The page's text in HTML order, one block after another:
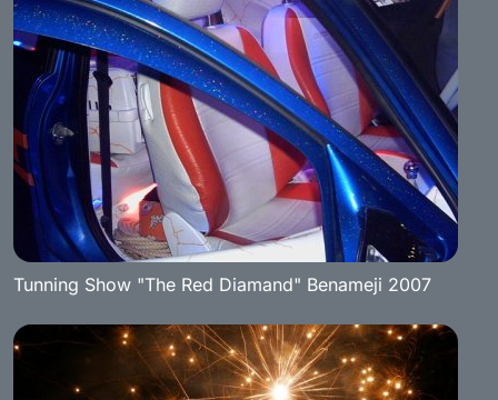
Tunning Show "The Red Diamand" Benameji 2007